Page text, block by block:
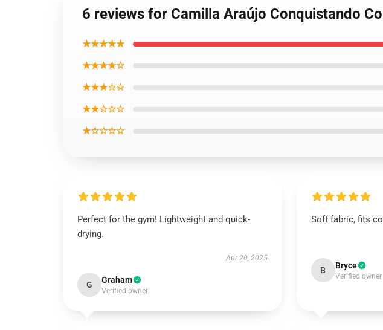
6 reviews for Camilla Araújo Conquistando
★★★★★
★★★★☆
★★★☆☆
★★☆☆☆
★☆☆☆☆
Perfect for the gym! Lightweight and quick-
drying.
Apr 20, 2025
G Graham
Verified owner
Soft fabric, fits
B Bryce
Verified owner